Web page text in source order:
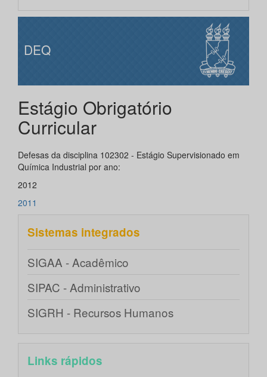
DEQ
Estágio Obrigatório
Curricular
Defesas da disciplina 102302 - Estágio Supervisionado em
Química Industrial por ano:
2012
2011
Sistemas integrados
SIGAA - Acadêmico
SIPAC - Administrativo
SIGRH - Recursos Humanos
Links rápidos